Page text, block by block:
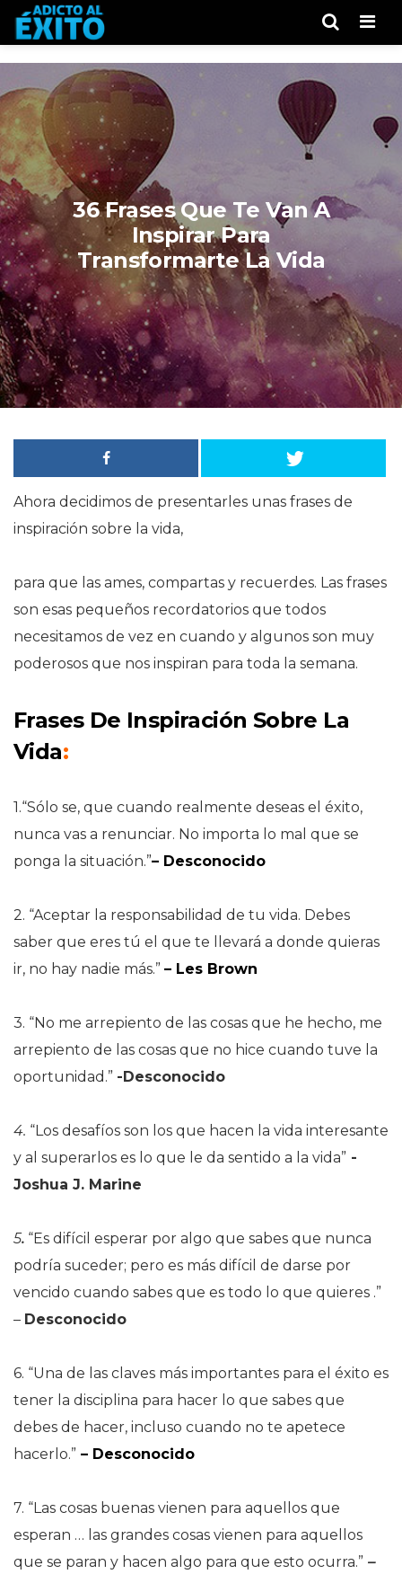
36 Frases Que Te Van A
Inspirar Para
Transformarte La Vida
Ahora decidimos de presentarles unas frases de
inspiración sobre la vida,
para que las ames, compartas y recuerdes. Las frases
son esas pequeños recordatorios que todos
necesitamos de vez en cuando y algunos son muy
poderosos que nos inspiran para toda la semana.
Frases De Inspiración Sobre La
Vida:
1.“Sólo se, que cuando realmente deseas el éxito,
nunca vas a renunciar. No importa lo mal que se
ponga la situación.”– Desconocido
2. “Aceptar la responsabilidad de tu vida. Debes
saber que eres tú el que te llevará a donde quieras
ir, no hay nadie más.” – Les Brown
3. “No me arrepiento de las cosas que he hecho, me
arrepiento de las cosas que no hice cuando tuve la
oportunidad.” -Desconocido
4. “Los desafíos son los que hacen la vida interesante
y al superarlos es lo que le da sentido a la vida” -
Joshua J. Marine
5. “Es difícil esperar por algo que sabes que nunca
podría suceder; pero es más difícil de darse por
vencido cuando sabes que es todo lo que quieres .”
– Desconocido
6. “Una de las claves más importantes para el éxito es
tener la disciplina para hacer lo que sabes que
debes de hacer, incluso cuando no te apetece
hacerlo.” – Desconocido
7. “Las cosas buenas vienen para aquellos que
esperan … las grandes cosas vienen para aquellos
que se paran y hacen algo para que esto ocurra.” –